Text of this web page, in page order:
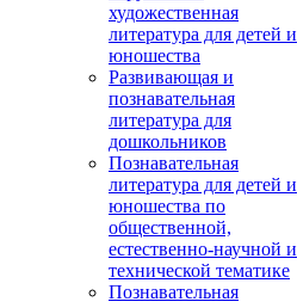
художественная
литература для детей и
юношества
Развивающая и
познавательная
литература для
дошкольников
Познавательная
литература для детей и
юношества по
общественной,
естественно-научной и
технической тематике
Познавательная